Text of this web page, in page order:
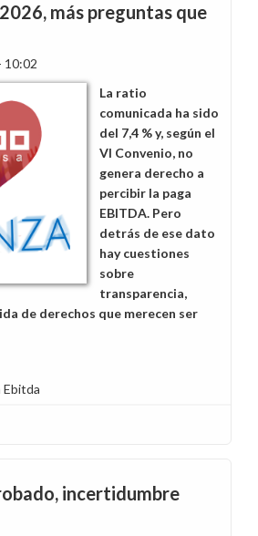
más preguntas que
10:02
La ratio
comunicada ha sido
del 7,4 % y, según el
VI Convenio, no
genera derecho a
percibir la paga
EBITDA. Pero
detrás de ese dato
hay cuestiones
sobre
transparencia,
de derechos que merecen ser
Ebitda
incertidumbre